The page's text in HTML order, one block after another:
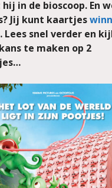
in de bioscoop. En
Jij kunt kaartjes
snel verder en
te maken op 2